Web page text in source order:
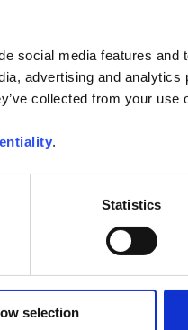
social media features and
advertising and
collected from your use
.
Statistics
selection
et du refroidissement du clinker au
la sécurité de vos installations et
les coûts de maintenance et les